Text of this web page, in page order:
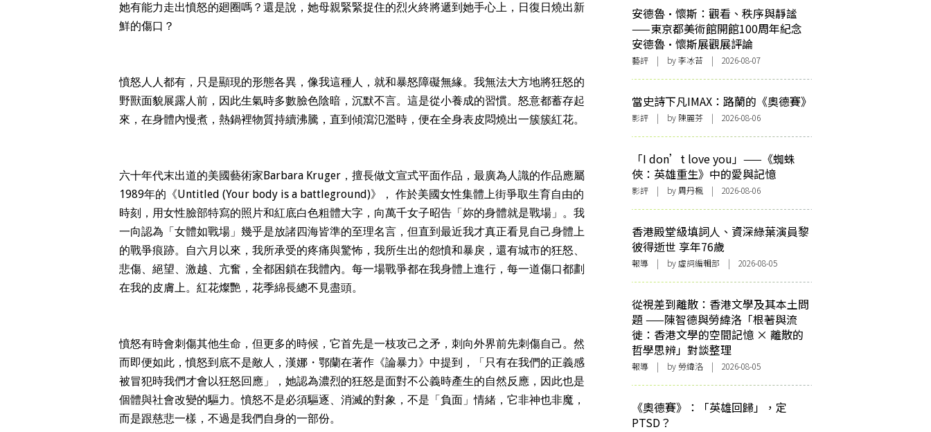
她有能力走出憤怒的廻圈嗎？還是說，她母親緊緊捉住的烈火終將遞到她手心上，日復日燒出新
鮮的傷口？
憤怒人人都有，只是顯現的形態各異，像我這種人，就和暴怒障礙無緣。我無法大方地將狂怒的
野獸面貌展露人前，因此生氣時多數臉色陰暗，沉默不言。這是從小養成的習慣。怒意都蓄存起
來，在身體內慢煮，熱鍋裡物質持續沸騰，直到傾瀉氾濫時，便在全身表皮悶燒出一簇簇紅花。
六十年代末出道的美國藝術家Barbara Kruger，擅長做文宣式平面作品，最廣為人識的作品應屬
1989年的《Untitled (Your body is a battleground)》， 作於美國女性集體上街爭取生育自由的
時刻，用女性臉部特寫的照片和紅底白色粗體大字，向萬千女子昭告「妳的身體就是戰場」。我
一向認為「女體如戰場」幾乎是放諸四海皆準的至理名言，但直到最近我才真正看見自己身體上
的戰爭痕跡。自六月以來，我所承受的疼痛與驚怖，我所生出的怨憤和暴戾，還有城市的狂怒、
悲傷、絕望、激越、亢奮，全都困鎖在我體內。每一場戰爭都在我身體上進行，每一道傷口都劃
在我的皮膚上。紅花燦艷，花季綿長總不見盡頭。
憤怒有時會刺傷其他生命，但更多的時候，它首先是一枝攻己之矛，刺向外界前先刺傷自己。然
而即便如此，憤怒到底不是敵人，漢娜・鄂蘭在著作《論暴力》中提到，「只有在我們的正義感
被冒犯時我們才會以狂怒回應」，她認為濃烈的狂怒是面對不公義時產生的自然反應，因此也是
個體與社會改變的驅力。憤怒不是必須驅逐、消滅的對象，不是「負面」情緒，它非神也非魔，
而是跟慈悲一樣，不過是我們自身的一部份。
安德魯·懷斯：觀看、秩序與靜謐
——東京都美術館開館100周年紀念
安德魯·懷斯展觀展評論
藝評 | by 李冰苔 | 2026-08-07
當史詩下凡IMAX：路蘭的《奧德賽》
影評 | by 陳麗芬 | 2026-08-06
「I don’t love you」——《蜘蛛
俠：英雄重生》中的愛與記憶
影評 | by 周丹楓 | 2026-08-06
香港殿堂級填詞人、資深綠葉演員黎
彼得逝世 享年76歲
報導 | by 虛詞編輯部 | 2026-08-05
從視差到離散：香港文學及其本土問
題 ——陳智德與勞緯洛「根著與流
徙：香港文學的空間記憶 × 離散的
哲學思辨」對談整理
報導 | by 勞緯洛 | 2026-08-05
《奧德賽》：「英雄回歸」，定
PTSD？